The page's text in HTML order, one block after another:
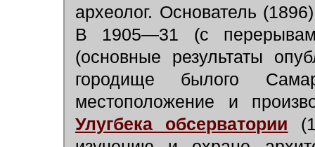
археолог. Основатель
В 1905—31 (с
(основные результаты
городище былого
местоположение и
Улугбека обсерватории